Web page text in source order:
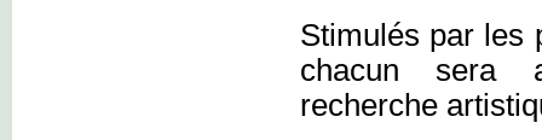
Stimulés par les
chacun sera
recherche